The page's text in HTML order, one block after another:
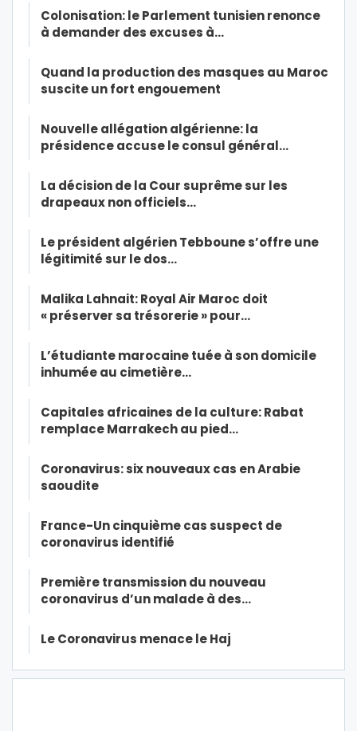
Colonisation: le Parlement tunisien renonce
à demander des excuses à…
Quand la production des masques au Maroc
suscite un fort engouement
Nouvelle allégation algérienne: la
présidence accuse le consul général…
La décision de la Cour suprême sur les
drapeaux non officiels…
Le président algérien Tebboune s’offre une
légitimité sur le dos…
Malika Lahnait: Royal Air Maroc doit
« préserver sa trésorerie » pour…
L’étudiante marocaine tuée à son domicile
inhumée au cimetière…
Capitales africaines de la culture: Rabat
remplace Marrakech au pied…
Coronavirus: six nouveaux cas en Arabie
saoudite
France-Un cinquième cas suspect de
coronavirus identifié
Première transmission du nouveau
coronavirus d’un malade à des…
Le Coronavirus menace le Haj